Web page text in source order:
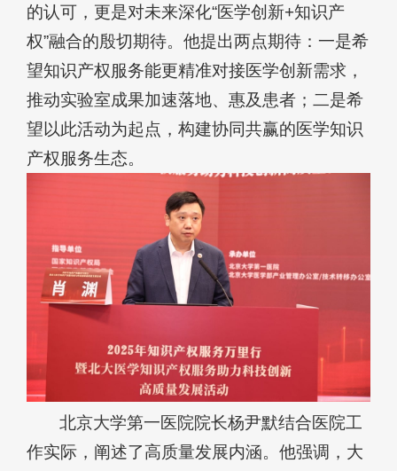
的认可，更是对未来深化“医学创新+知识产
权”融合的殷切期待。他提出两点期待：一是希
望知识产权服务能更精准对接医学创新需求，
推动实验室成果加速落地、惠及患者；二是希
望以此活动为起点，构建协同共赢的医学知识
产权服务生态。
北京大学第一医院院长杨尹默结合医院工
作实际，阐述了高质量发展内涵。他强调，大